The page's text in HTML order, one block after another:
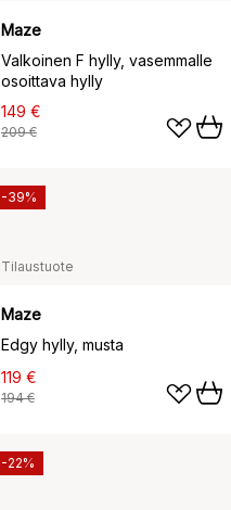
Maze
Valkoinen F hylly, vasemmalle
osoittava hylly
149 €
209 €
Tilaustuote
Maze
Edgy hylly, musta
119 €
194 €
-39%
-22%